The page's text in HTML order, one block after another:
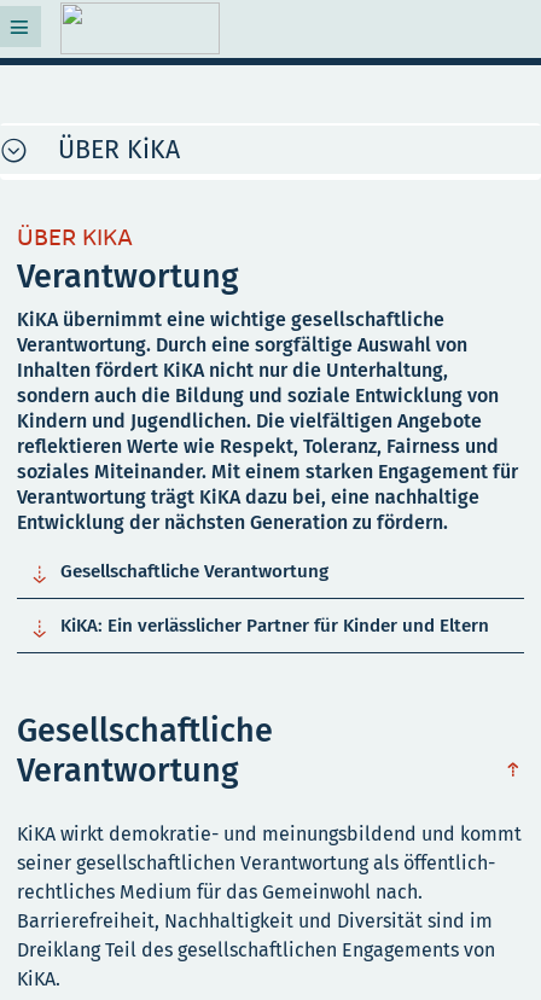
ÜBER KiKA
ÜBER KIKA
Verantwortung
KiKA übernimmt eine wichtige gesellschaftliche
Verantwortung. Durch eine sorgfältige Auswahl von
Inhalten fördert KiKA nicht nur die Unterhaltung,
sondern auch die Bildung und soziale Entwicklung von
Kindern und Jugendlichen. Die vielfältigen Angebote
reflektieren Werte wie Respekt, Toleranz, Fairness und
soziales Miteinander. Mit einem starken Engagement für
Verantwortung trägt KiKA dazu bei, eine nachhaltige
Entwicklung der nächsten Generation zu fördern.
 Gesellschaftliche Verantwortung
 KiKA: Ein verlässlicher Partner für Kinder und Eltern
Gesellschaftliche
Verantwortung
KiKA wirkt demokratie- und meinungsbildend und kommt
seiner gesellschaftlichen Verantwortung als öffentlich-
rechtliches Medium für das Gemeinwohl nach.
Barrierefreiheit, Nachhaltigkeit und Diversität sind im
Dreiklang Teil des gesellschaftlichen Engagements von
KiKA.